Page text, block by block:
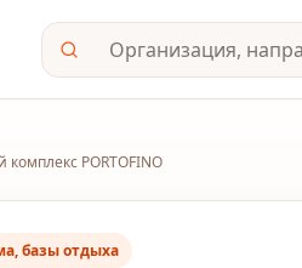
PORTOFINO
базы отдыха